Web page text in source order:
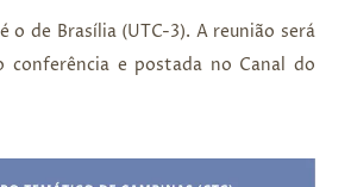
o de Brasília (UTC-3). A reunião será
conferência e postada no Canal do